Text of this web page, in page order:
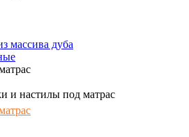
массива дуба
и настилы под матрас